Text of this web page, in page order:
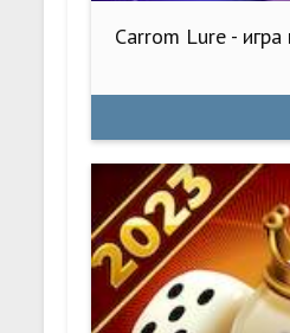
Carrom Lure - игра